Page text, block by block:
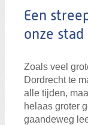
Een
onze stad
Zoals veel
Dordrecht te
alle tijden,
helaas groter
gaandeweg